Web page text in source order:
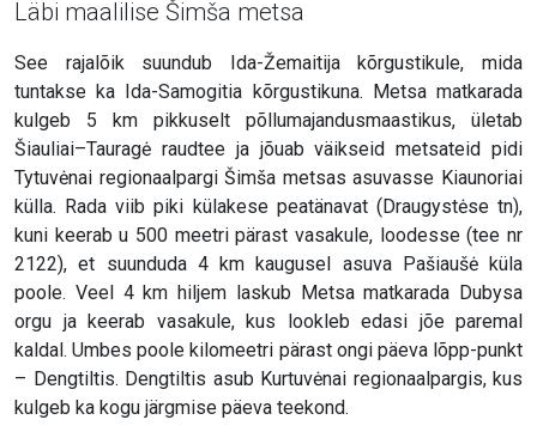
Läbi maalilise Šimša metsa
See rajalõik suundub Ida-Žemaitija kõrgustikule, mida
tuntakse ka Ida-Samogitia kõrgustikuna. Metsa matkarada
kulgeb 5 km pikkuselt põllumajandusmaastikus, ületab
Šiauliai–Tauragė raudtee ja jõuab väikseid metsateid pidi
Tytuvėnai regionaalpargi Šimša metsas asuvasse Kiaunoriai
külla. Rada viib piki külakese peatänavat (Draugystėse tn),
kuni keerab u 500 meetri pärast vasakule, loodesse (tee nr
2122), et suunduda 4 km kaugusel asuva Pašiaušė küla
poole. Veel 4 km hiljem laskub Metsa matkarada Dubysa
orgu ja keerab vasakule, kus lookleb edasi jõe paremal
kaldal. Umbes poole kilomeetri pärast ongi päeva lõpp-punkt
– Dengtiltis. Dengtiltis asub Kurtuvėnai regionaalpargis, kus
kulgeb ka kogu järgmise päeva teekond.